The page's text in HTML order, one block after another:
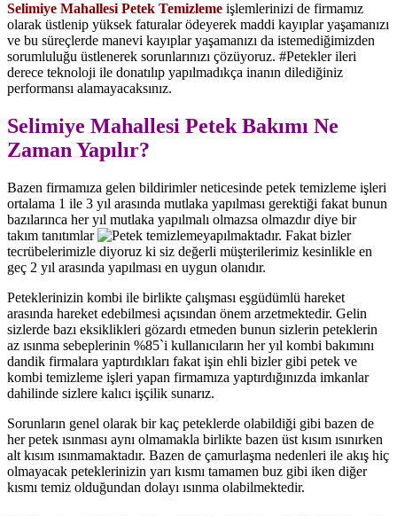
Selimiye Mahallesi Petek Temizleme işlemlerinizi de firmamız
olarak üstlenip yüksek faturalar ödeyerek maddi kayıplar yaşamanızı
ve bu süreçlerde manevi kayıplar yaşamanızı da istemediğimizden
sorumluluğu üstlenerek sorunlarınızı çözüyoruz. #Petekler ileri
derece teknoloji ile donatılıp yapılmadıkça inanın dilediğiniz
performansı alamayacaksınız.
Selimiye Mahallesi Petek Bakımı Ne
Zaman Yapılır?
Bazen firmamıza gelen bildirimler neticesinde petek temizleme işleri
ortalama 1 ile 3 yıl arasında mutlaka yapılması gerektiği fakat bunun
bazılarınca her yıl mutlaka yapılmalı olmazsa olmazdır diye bir
takım tanıtımlar
yapılmaktadır. Fakat bizler
tecrübelerimizle diyoruz ki siz değerli müşterilerimiz kesinlikle en
geç 2 yıl arasında yapılması en uygun olanıdır.
Peteklerinizin kombi ile birlikte çalışması eşgüdümlü hareket
arasında hareket edebilmesi açısından önem arzetmektedir. Gelin
sizlerde bazı eksiklikleri gözardı etmeden bunun sizlerin peteklerin
az ısınma sebeplerinin %85`i kullanıcıların her yıl kombi bakımını
dandik firmalara yaptırdıkları fakat işin ehli bizler gibi petek ve
kombi temizleme işleri yapan firmamıza yaptırdığınızda imkanlar
dahilinde sizlere kalıcı işçilik sunarız.
Sorunların genel olarak bir kaç peteklerde olabildiği gibi bazen de
her petek ısınması aynı olmamakla birlikte bazen üst kısım ısınırken
alt kısım ısınmamaktadır. Bazen de çamurlaşma nedenleri ile akış hiç
olmayacak peteklerinizin yarı kısmı tamamen buz gibi iken diğer
kısmı temiz olduğundan dolayı ısınma olabilmektedir.